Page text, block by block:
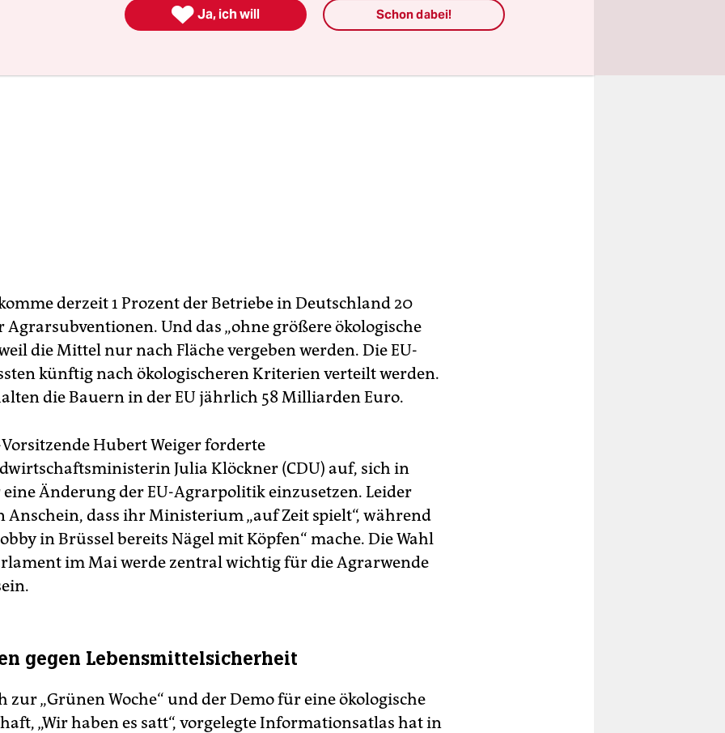
derzeit 1 Prozent der Betriebe in Deutschland 20
Agrarsubventionen. Und das „ohne größere ökologische
die Mittel nur nach Fläche vergeben werden. Die EU-
künftig nach ökologischeren Kriterien verteilt werden.
die Bauern in der EU jährlich 58 Mil­liar­den Euro.
Hubert Weiger forderte
Julia Klöckner (CDU) auf, sich in
Änderung der EU-Agrarpolitik einzusetzen. Leider
Anschein, dass ihr Ministerium „auf Zeit spielt“, während
in Brüssel bereits Nägel mit Köpfen“ mache. Die Wahl
im Mai werde zen­tral wichtig für die Agrarwende
gegen Lebensmittelsicherheit
zur „Grünen Woche“ und der Demo für eine ökologische
„Wir haben es satt“, vorgelegte Informationsatlas hat in
 Ja, ich will Schon dabei!